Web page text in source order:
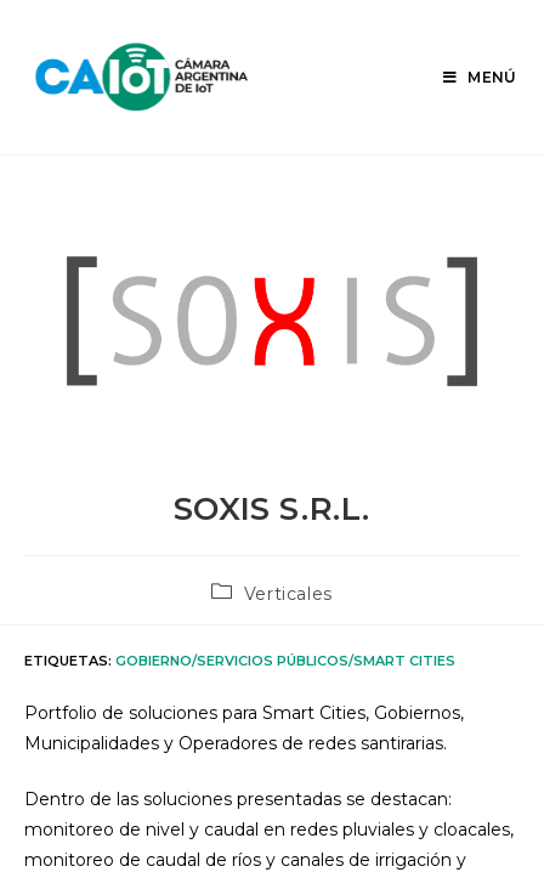
contenido
MENÚ
SOXIS S.R.L.
Categoría
entrada:
Verticales
ETIQUETAS: GOBIERNO/SERVICIOS PÚBLICOS/SMART CITIES
Portfolio de soluciones para Smart Cities, Gobiernos,
Municipalidades y Operadores de redes santirarias.
Dentro de las soluciones presentadas se destacan:
monitoreo de nivel y caudal en redes pluviales y cloacales,
monitoreo de caudal de ríos y canales de irrigación y